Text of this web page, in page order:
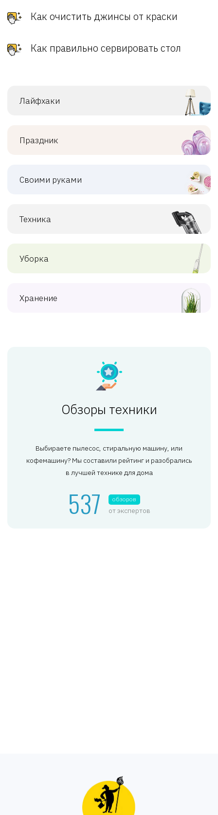
Как очистить джинсы от краски
Как правильно сервировать стол
Лайфхаки
Праздник
Своими руками
Техника
Уборка
Хранение
Обзоры техники
Выбираете пылесос, стиральную машину, или
кофемашину? Мы составили рейтинг и разобрались
в лучшей технике для дома
537 обзоров
от экспертов